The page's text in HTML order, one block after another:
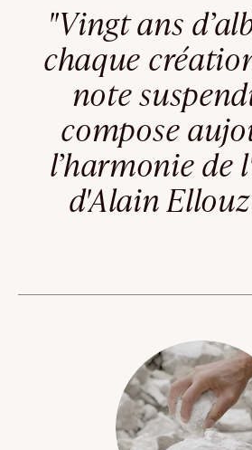
"Vingt ans
chaque
note
compose
l’harmonie de
d'Alain